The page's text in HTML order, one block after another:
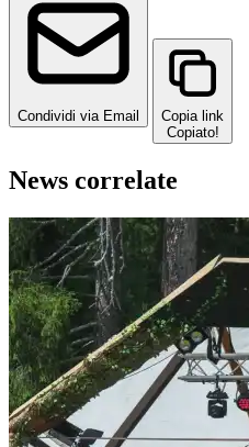
Condividi via Email
Copia link
Copiato!
News correlate